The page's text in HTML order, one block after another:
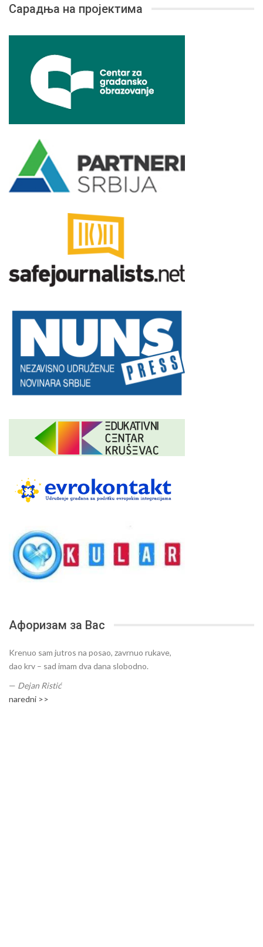
Сарадња на пројектима
Афоризам за Вас
Krenuo sam jutros na posao, zavrnuo rukave,
dao krv – sad imam dva dana slobodno.
— Dejan Ristić
naredni >>